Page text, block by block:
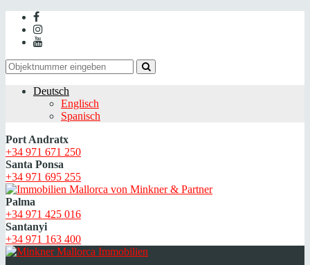
Deutsch
Englisch
Spanisch
Port Andratx
+34 971 671 250
Santa Ponsa
+34 971 695 255
Palma
+34 971 425 016
Santanyi
+34 971 163 400